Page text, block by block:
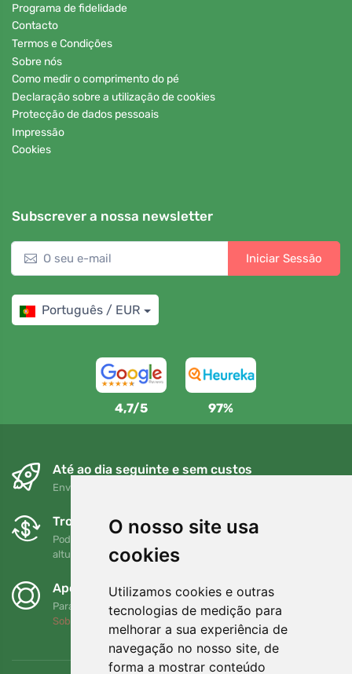
O nosso site usa
cookies
Utilizamos cookies e outras
tecnologias de medição para
melhorar a sua experiência de
navegação no nosso site, de
forma a mostrar conteúdo
Programa de fidelidade
Contacto
Termos e Condições
Sobre nós
Como medir o comprimento do pé
Declaração sobre a utilização de cookies
Protecção de dados pessoais
Impressão
Cookies
Subscrever a nossa newsletter
Iniciar Sessão
Português / EUR
4,7/5 97%
Até ao dia seguinte e sem custos
Envio gratuito para encomendas superiores a 80 EUR
Trocas e devoluções gratuitas
Pode devolver ou trocar a sua encomenda em qualquer
altura no prazo de 90 dias
Apoiamos a Trees.org
Para cada encomenda plantamos uma árvore! Leia mais
Sobre nós